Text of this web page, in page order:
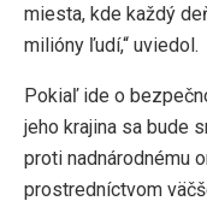
miesta, kde každý
milióny ľudí,“ uviedol.
Pokiaľ ide o
jeho krajina sa bude
proti nadnárodnému
prostredníctvom